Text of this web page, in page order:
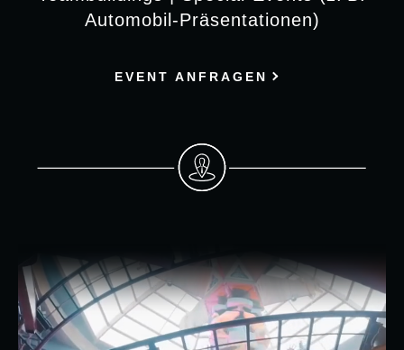
Automobil-Präsentationen)
EVENT ANFRAGEN